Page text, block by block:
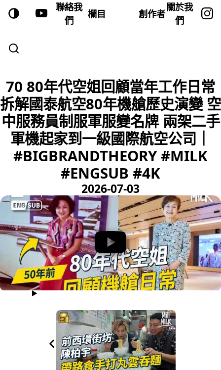
聯絡我
們
欄目 創作者
關於我
們
70 80年代空姐回顧當年工作日常
拆解國泰航空80年機艙歷史演變 空
中服務員制服軍服變名牌 兩架二手
軍機起家到一級國際航空公司｜
#BIGBRANDTHEORY #MILK
#ENGSUB #4K
2026-07-03